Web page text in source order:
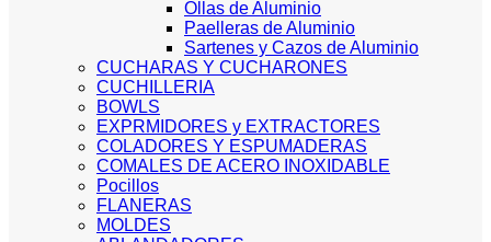
Ollas de Aluminio
Paelleras de Aluminio
Sartenes y Cazos de Aluminio
CUCHARAS Y CUCHARONES
CUCHILLERIA
BOWLS
EXPRMIDORES y EXTRACTORES
COLADORES Y ESPUMADERAS
COMALES DE ACERO INOXIDABLE
Pocillos
FLANERAS
MOLDES